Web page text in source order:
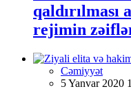
qaldırılması
rejimin
Cəmiyyət
5 Yanvar 2020